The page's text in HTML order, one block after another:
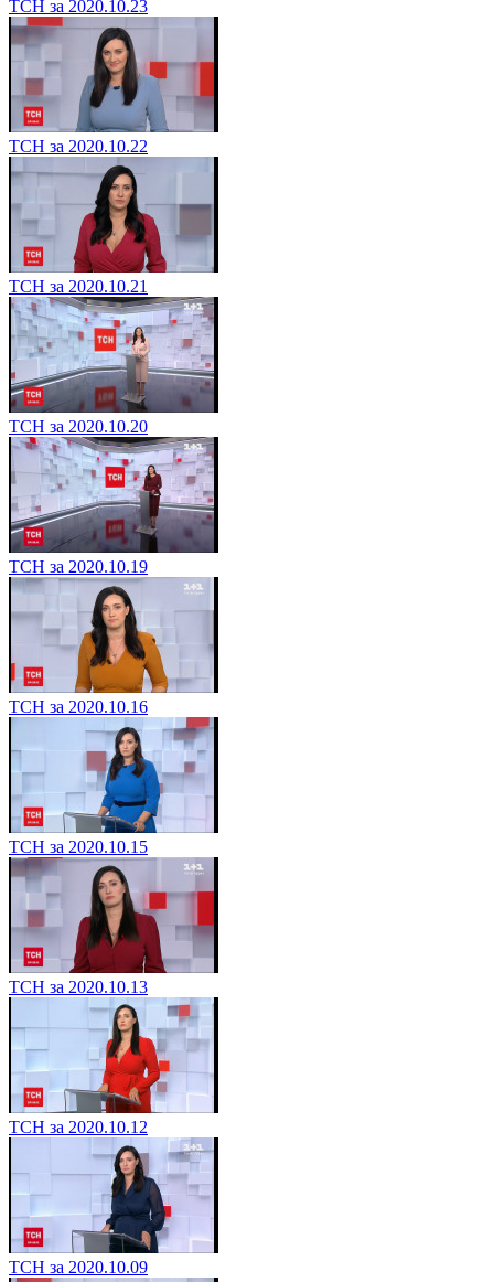
ТСН за 2020.10.23
ТСН за 2020.10.22
ТСН за 2020.10.21
ТСН за 2020.10.20
ТСН за 2020.10.19
ТСН за 2020.10.16
ТСН за 2020.10.15
ТСН за 2020.10.13
ТСН за 2020.10.12
ТСН за 2020.10.09